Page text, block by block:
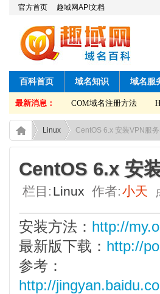
官方首页 趣域网API文档
百科首页 域名知识 域名服
最新消息：
转移码方法 COM域名注册方法
Linux CentOS 6.x 安装VPN服
CentOS 6.x 安
栏目: Linux 作者:小天
安装方法： http://
最新版下载： http://
参考：
http://